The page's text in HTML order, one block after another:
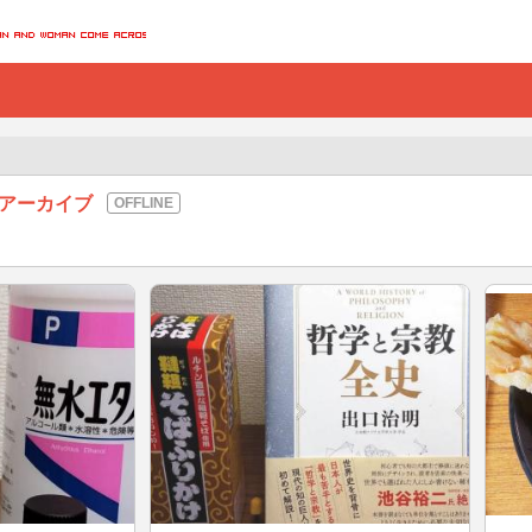
ーカイブ